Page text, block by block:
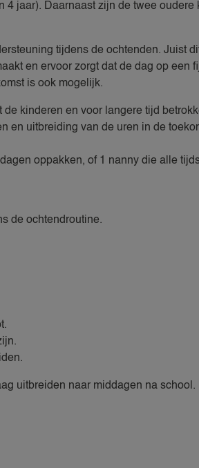
jaar). Daarnaast zijn de twee
tijdens de ochtenden. Juist
en ervoor zorgt dat de dag op een
is ook mogelijk.
kinderen en voor langere tijd
en uitbreiding van de uren in de
oppakken, of 1 nanny die alle
de ochtendroutine.
uitbreiden naar middagen na school.